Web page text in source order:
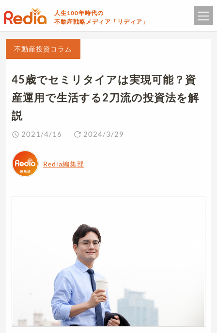
人生100年時代の
不動産戦略メディア「リディア」
不動産投資コラム
45歳でセミリタイアは実現可能？資
産運用で生活する2刀流の投資法を解
説
2021/4/16 2024/3/29
Redia編集部